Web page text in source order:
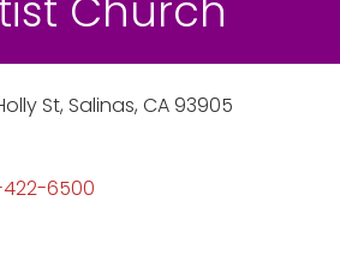
St, Salinas, CA 93905
422-6500